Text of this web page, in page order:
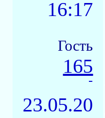
16:17
Гость
165
-
23.05.20